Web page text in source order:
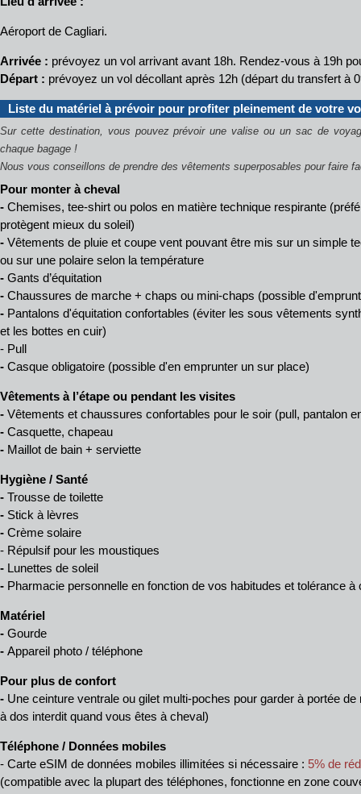
Aéroport de Cagliari.
Arrivée : prévoyez un vol arrivant avant 18h. Rendez-vous à 19h
Départ : prévoyez un vol décollant après 12h (départ du transfert à
Liste du matériel à prévoir pour profiter pleinement de votre
Sur cette destination, vous pouvez prévoir une valise ou un sac de
chaque bagage !
Nous vous conseillons de prendre des vêtements superposables pour faire
Pour monter à cheval
- Chemises, tee-shirt ou polos en matière technique respirante
protègent mieux du soleil)
- Vêtements de pluie et coupe vent pouvant être mis sur un simple
ou sur une polaire selon la température
- Gants d’équitation
- Chaussures de marche + chaps ou mini-chaps (possible
- Pantalons d'équitation confortables (éviter les sous vêtements
et les bottes en cuir)
- Pull
- Casque obligatoire (possible d'en emprunter un sur place)
Vêtements à l’étape ou pendant les visites
- Vêtements et chaussures confortables pour le soir (pull, pantalon
- Casquette, chapeau
- Maillot de bain + serviette
Hygiène / Santé
- Trousse de toilette
- Stick à lèvres
- Crème solaire
- Répulsif pour les moustiques
- Lunettes de soleil
- Pharmacie personnelle en fonction de vos habitudes et tolérance
Matériel
- Gourde
- Appareil photo / téléphone
Pour plus de confort
- Une ceinture ventrale ou gilet multi-poches pour garder à portée
à dos interdit quand vous êtes à cheval)
Téléphone / Données mobiles
- Carte eSIM de données mobiles illimitées si nécessaire : 5% de
(compatible avec la plupart des téléphones, fonctionne en zone